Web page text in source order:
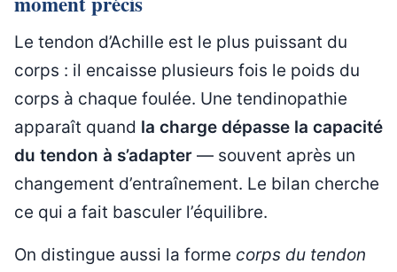
Le tendon d’Achille est le plus puissant du
corps : il encaisse plusieurs fois le poids du
corps à chaque foulée. Une tendinopathie
apparaît quand la charge dépasse la capacité
du tendon à s’adapter — souvent après un
changement d’entraînement. Le bilan cherche
ce qui a fait basculer l’équilibre.
On distingue aussi la forme corps du tendon